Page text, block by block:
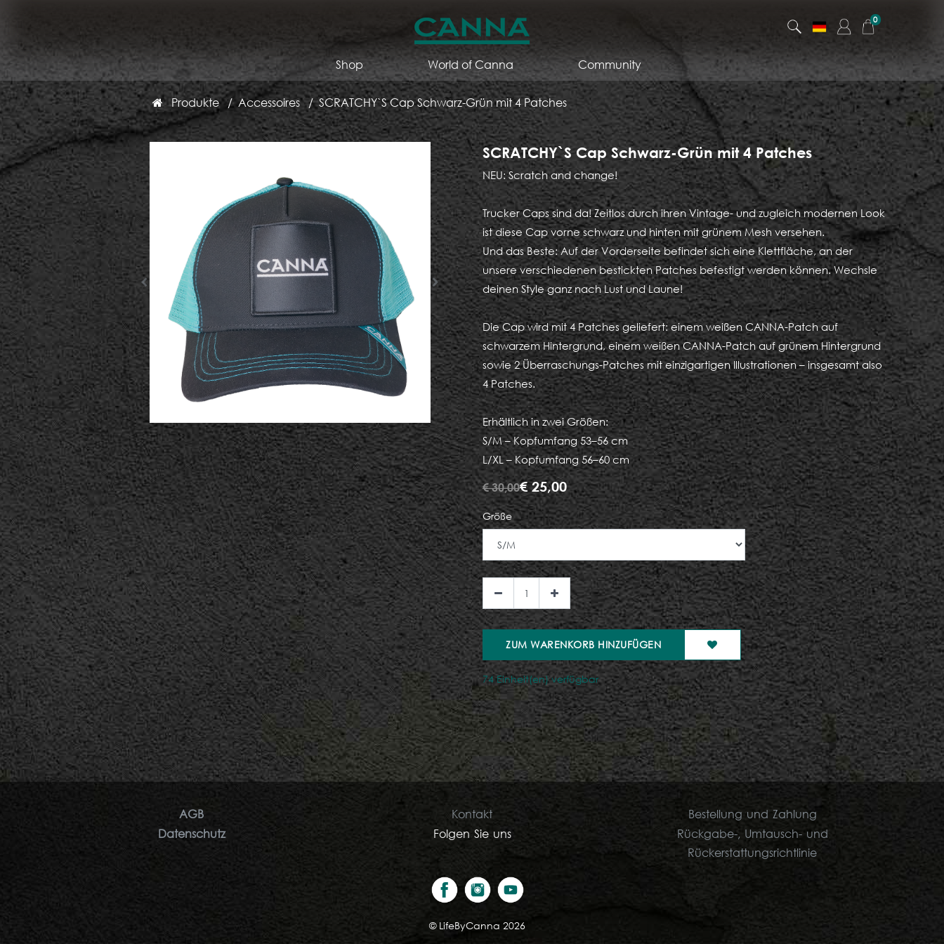
0
Shop World of Canna Community
Produkte Accessoires SCRATCHY`S Cap Schwarz-Grün mit 4 Patches
SCRATCHY`S Cap Schwarz-Grün mit 4 Patches
NEU: Scratch and change!
Trucker Caps sind da! Zeitlos durch ihren Vintage- und zugleich modernen Look
ist diese Cap vorne schwarz und hinten mit grünem Mesh versehen.
Und das Beste: Auf der Vorderseite befindet sich eine Klettfläche, an der
unsere verschiedenen bestickten Patches befestigt werden können. Wechsle
deinen Style ganz nach Lust und Laune!
Die Cap wird mit 4 Patches geliefert: einem weißen CANNA-Patch auf
schwarzem Hintergrund, einem weißen CANNA-Patch auf grünem Hintergrund
sowie 2 Überraschungs-Patches mit einzigartigen Illustrationen – insgesamt also
4 Patches.
Erhältlich in zwei Größen:
S/M – Kopfumfang 53–56 cm
L/XL – Kopfumfang 56–60 cm
€30,00€25,00
Größe
ZUM WARENKORB HINZUFÜGEN
74 Einheit(en) verfügbar
AGB
Datenschutz
Kontakt
Folgen Sie uns
Bestellung und Zahlung
Rückgabe-, Umtausch- und
Rückerstattungsrichtlinie
© LifeByCanna 2026